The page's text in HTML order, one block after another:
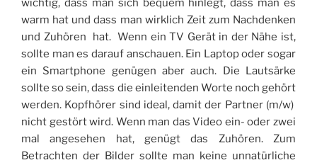
warm hat und dass man wirklich Zeit zum Nachdenken
und Zuhören hat. Wenn ein TV Gerät in der Nähe ist,
sollte man es darauf anschauen. Ein Laptop oder sogar
ein Smartphone genügen aber auch. Die Lautsärke
sollte so sein, dass die einleitenden Worte noch gehört
werden. Kopfhörer sind ideal, damit der Partner (m/w)
nicht gestört wird. Wenn man das Video ein- oder zwei
mal angesehen hat, genügt das Zuhören. Zum
Betrachten der Bilder sollte man keine unnatürliche